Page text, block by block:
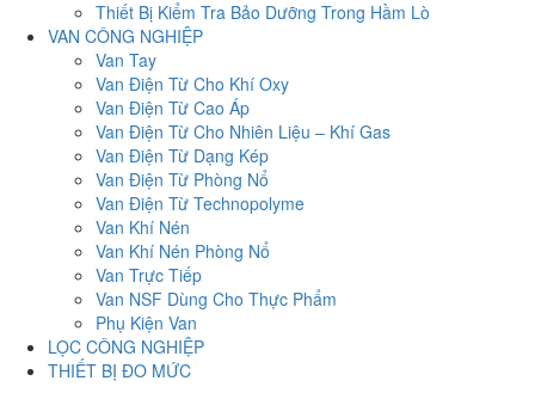
Thiết Bị Kiểm Tra Bảo Dưỡng Trong Hầm Lò
VAN CÔNG NGHIỆP
Van Tay
Van Điện Từ Cho Khí Oxy
Van Điện Từ Cao Áp
Van Điện Từ Cho Nhiên Liệu – Khí Gas
Van Điện Từ Dạng Kép
Van Điện Từ Phòng Nổ
Van Điện Từ Technopolyme
Van Khí Nén
Van Khí Nén Phòng Nổ
Van Trực Tiếp
Van NSF Dùng Cho Thực Phẩm
Phụ Kiện Van
LỌC CÔNG NGHIỆP
THIẾT BỊ ĐO MỨC